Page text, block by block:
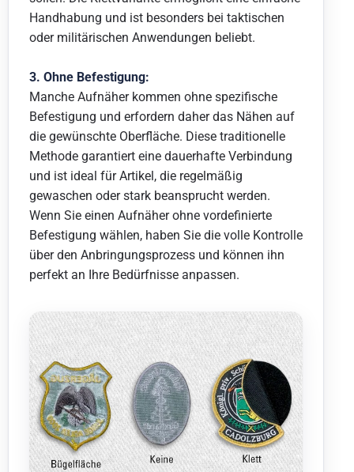
Handhabung und ist besonders bei taktischen
oder militärischen Anwendungen beliebt.
3. Ohne Befestigung:
Manche Aufnäher kommen ohne spezifische
Befestigung und erfordern daher das Nähen auf
die gewünschte Oberfläche. Diese traditionelle
Methode garantiert eine dauerhafte Verbindung
und ist ideal für Artikel, die regelmäßig
gewaschen oder stark beansprucht werden.
Wenn Sie einen Aufnäher ohne vordefinierte
Befestigung wählen, haben Sie die volle Kontrolle
über den Anbringungsprozess und können ihn
perfekt an Ihre Bedürfnisse anpassen.